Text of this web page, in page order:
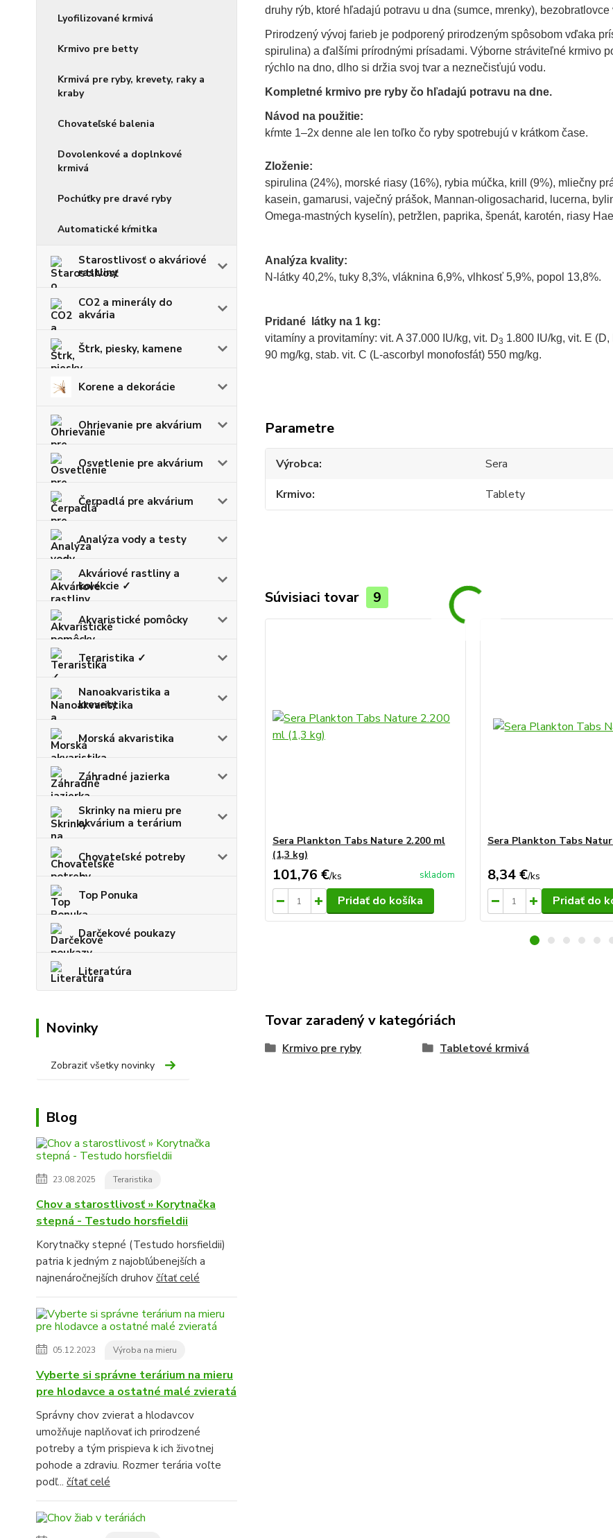
Lyofilizované krmivá
Krmivo pre betty
Krmivá pre ryby, krevety, raky a
kraby
Chovateľské balenia
Dovolenkové a doplnkové
krmivá
Pochúťky pre dravé ryby
Automatické kŕmitka
Starostlivosť o akváriové
rastliny
CO2 a minerály do
akvária
Štrk, piesky, kamene
Korene a dekorácie
Ohrievanie pre akvárium
Osvetlenie pre akvárium
Čerpadlá pre akvárium
Analýza vody a testy
Akváriové rastliny a
kolekcie ✓
Akvaristické pomôcky
Teraristika ✓
Nanoakvaristika a
krevety
Morská akvaristika
Záhradné jazierka
Skrinky na mieru pre
akvárium a terárium
Chovateľské potreby
Top Ponuka
Darčekové poukazy
Literatúra
Novinky
Zobraziť všetky novinky
Blog
23.08.2025 Teraristika
Chov a starostlivosť » Korytnačka
stepná - Testudo horsfieldii
Korytnačky stepné (Testudo horsfieldii)
patria k jedným z najobľúbenejších a
najnenáročnejších druhov čítať celé
05.12.2023 Výroba na mieru
Vyberte si správne terárium na mieru
pre hlodavce a ostatné malé zvieratá
Správny chov zvierat a hlodavcov
umožňuje naplňovať ich prirodzené
potreby a tým prispieva k ich životnej
pohode a zdraviu. Rozmer terária voľte
podľ... čítať celé
druhy rýb, ktoré hľadajú potravu u dna (sumce, mrenky),
Prirodzený vývoj farieb je podporený prirodzeným spôsobom vďaka
spirulina) a ďalšími prírodnými prísadami. Výborne stráviteľné krmivo
rýchlo na dno, dlho si držia svoj tvar a neznečisťujú vodu.
Kompletné krmivo pre ryby čo hľadajú potravu na dne.
Návod na použitie:
kŕmte 1–2x denne ale len toľko čo ryby spotrebujú v krátkom čase.
Zloženie:
spirulina (24%), morské riasy (16%), rybia múčka, krill (9%), mliečny
kasein, gamarusi, vaječný prášok, Mannan-oligosacharid, lucerna,
Omega-mastných kyselín), petržlen, paprika, špenát, karotén, riasy
Analýza kvality:
N-látky 40,2%, tuky 8,3%, vláknina 6,9%, vlhkosť 5,9%, popol 13,8%.
Pridané látky na 1 kg:
vitamíny a provitamíny: vit. A 37.000 IU/kg, vit. D3 1.800 IU/kg, vit. E
90 mg/kg, stab. vit. C (L-ascorbyl monofosfát) 550 mg/kg.
Parametre
Výrobca
Sera
Krmivo
Tablety
Súvisiaci tovar 9
Sera Plankton Tabs Nature 2.200 ml
(1,3 kg)
101,76 €/ks skladom
Pridať do košíka
Sera Plankton Tabs
8,34 €/ks
Pridať do
Tovar zaradený v kategóriách
Krmivo pre ryby Tabletové krmivá